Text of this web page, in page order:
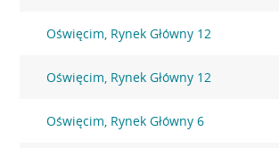
Oświęcim, Rynek Główny 12
Oświęcim, Rynek Główny 12
Oświęcim, Rynek Główny 6